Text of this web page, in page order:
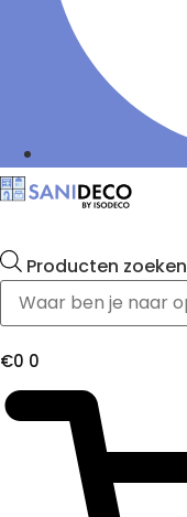
Producten zoeken
€0 0